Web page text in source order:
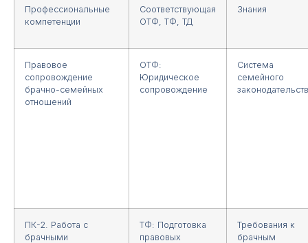
Профессиональные
компетенции
Соответствующая
ОТФ, ТФ, ТД
Знания
Правовое
сопровождение
брачно-семейных
отношений
ОТФ:
Юридическое
сопровождение
Система
семейного
ПК-2. Работа с
брачными
ТФ: Подготовка
правовых
Требования к
брачным